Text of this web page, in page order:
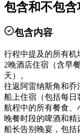
包含和不包含
包含内容
行程中提及的所有机
2晚酒店住宿（含早
天）。
往返阿雷纳斯角和乔
船上住宿（包括每日
航程中的所有餐食、
晚餐时段的啤酒和精
船长告别晚宴，包括